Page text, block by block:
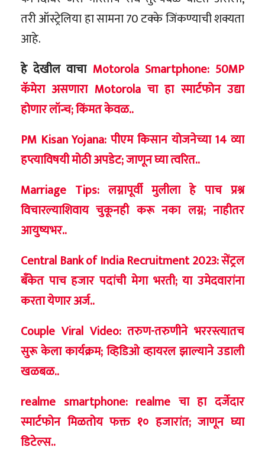
तरी ऑस्ट्रेलिया हा सामना 70 टक्के जिंकण्याची शक्यता
आहे.
हे देखील वाचा Motorola Smartphone: 50MP
कॅमेरा असणारा Motorola चा हा स्मार्टफोन उद्या
होणार लॉन्च; किंमत केवळ..
PM Kisan Yojana: पीएम किसान योजनेच्या 14 व्या
हप्त्याविषयी मोठी अपडेट; जाणून घ्या त्वरित..
Marriage Tips: लग्नापूर्वी मुलीला हे पाच प्रश्न
विचारल्याशिवाय चुकूनही करू नका लग्न; नाहीतर
आयुष्यभर..
Central Bank of India Recruitment 2023: सेंट्रल
बँकेत पाच हजार पदांची मेगा भरती; या उमेदवारांना
करता येणार अर्ज..
Couple Viral Video: तरुण-तरुणीने भररस्त्यातच
सुरू केला कार्यक्रम; व्हिडिओ व्हायरल झाल्याने उडाली
खळबळ..
realme smartphone: realme चा हा दर्जेदार
स्मार्टफोन मिळतोय फक्त १० हजारांत; जाणून घ्या
डिटेल्स..